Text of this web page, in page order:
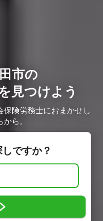
市の
見つけよう
険労務士におまかせし
ら。
ですか？